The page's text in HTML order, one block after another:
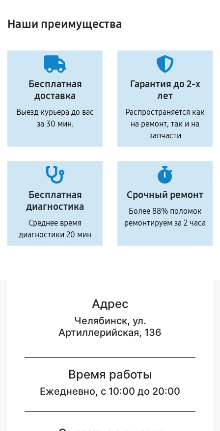
Наши преимущества
Бесплатная
доставка
Выезд курьера до вас
за 30 мин.
Гарантия до 2-х
лет
Распространяется как
на ремонт, так и на
запчасти
Бесплатная
диагностика
Среднее время
диагностики 20 мин
Срочный ремонт
Более 88% поломок
ремонтируем за 2 часа
Адрес
Челябинск, ул.
Артиллерийская, 136
Время работы
Ежедневно, с 10:00 до 20:00